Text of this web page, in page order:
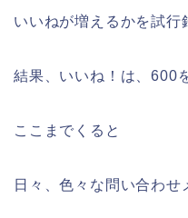
いいねが増えるかを試行
結果、いいね！は、600
ここまでくると
日々、色々な問い合わせ